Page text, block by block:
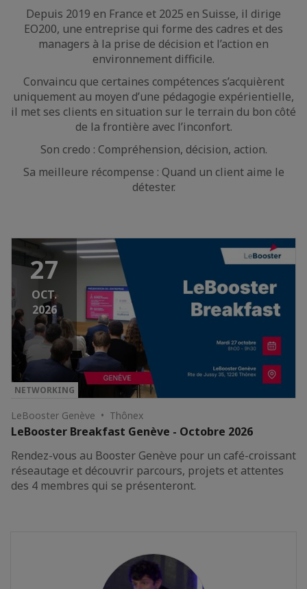
Depuis 2019 en France et 2025 en Suisse, il dirige
EO200, une entreprise qui forme des cadres et des
managers à la prise de décision et l’action en
environnement difficile.
Convaincu que certaines compétences s’acquièrent
uniquement au moyen d’une pédagogie expérientielle,
il met ses clients en situation sur le terrain du bon côté
de la frontière avec l’inconfort.
Son credo : Compréhension, décision, action.
Sa meilleure récompense : Quand un client aime le
détester.
27
OCT.
2026
NETWORKING
LeBooster Genève • Thônex
LeBooster Breakfast Genève - Octobre 2026
Rendez-vous au Booster Genève pour un café-croissant
réseautage et découvrir parcours, projets et attentes
des 4 membres qui se présenteront.